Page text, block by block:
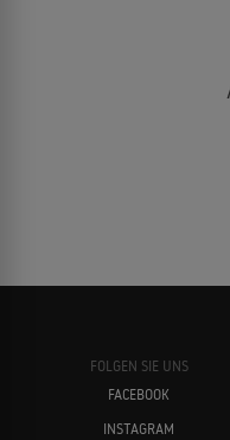
FOLGEN SIE UNS
FACEBOOK
INSTAGRAM